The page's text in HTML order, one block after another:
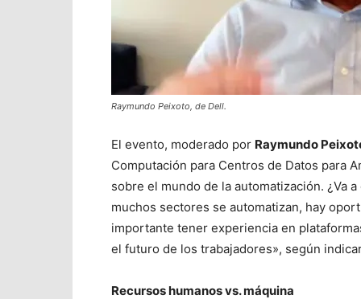
Raymundo Peixoto, de Dell.
El evento, moderado por Raymundo
Computación para Centros de Datos para
sobre el mundo de la automatización. ¿Va
muchos sectores se automatizan, hay
importante tener experiencia en
el futuro de los trabajadores», según
Recursos humanos vs. máquina